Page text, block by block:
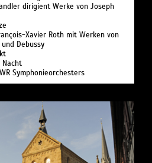
dirigient Werke von Joseph
Xavier Roth mit Werken von
Debussy
Nacht
Symphonieorchesters